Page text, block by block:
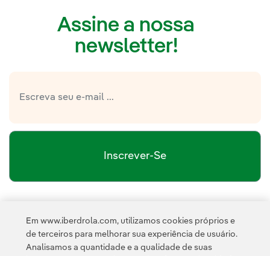
Assine a nossa
newsletter!
Inscrever-Se
Esta página é protegida pelo reCAPTCHA e pela Política de
Privacidade
Termos de Serviço do Google
Em www.iberdrola.com, utilizamos cookies próprios e
de terceiros para melhorar sua experiência de usuário.
Analisamos a quantidade e a qualidade de suas